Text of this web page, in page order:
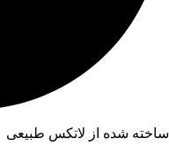
ساخته شده از لاتکس طبیعی